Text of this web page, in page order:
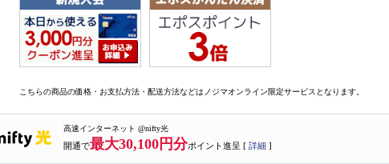
こちらの商品の価格・お支払方法・配送方法などはノジマオンライン限定サービスとなります。
高速インターネット @nifty光
開通で最大30,100円分ポイント進呈 [ 詳細 ]